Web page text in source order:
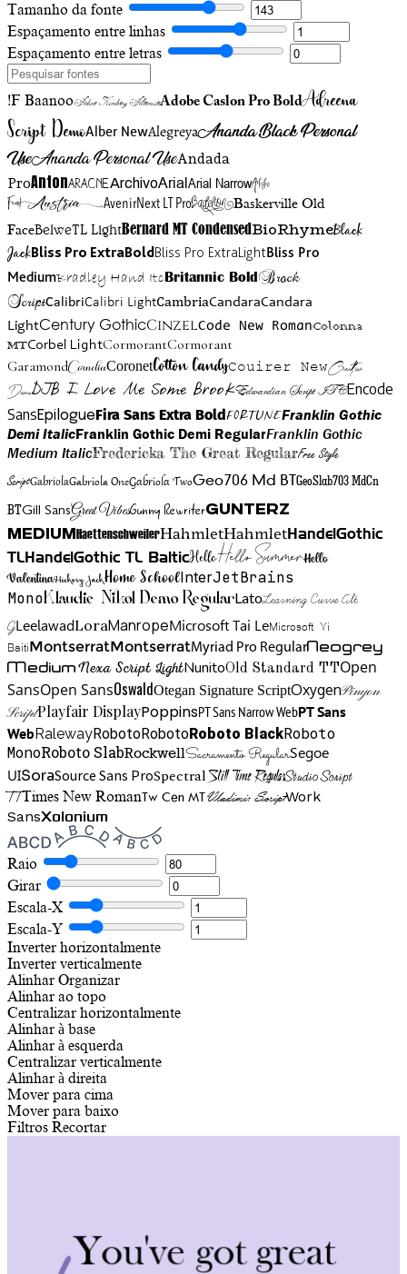
Tamanho da fonte
Espaçamento entre linhas
Espaçamento entre letras
!F BaanooAdine Kirnberg AlternateAdobe Caslon Pro BoldAdreena
Script DemoAlber NewAlegreyaAnanda Black Personal
UseAnanda Personal UseAndada
ProAntonAracneArchivoArialArial NarrowArtistic
FriendAustriaAvenirNext LT ProBadelionBaskerville Old
FaceBelweTL LightBernard MT CondensedBioRhymeBlack
JackBliss Pro ExtraBoldBliss Pro ExtraLightBliss Pro
MediumBradley Hand Itc Britannic Bold Brock
ScriptCalibriCalibri LightCambriaCandaraCandara
LightCentury GothicCinzelCode New RomanColonna
MTCorbel LightCormorantCormorant
GaramondCorneliaCoronetCotton CandyCouirer NewCreattion
DemoDJB I Love Me Some BrookEdwardian Script ITCEncode
SansEpilogueFira Sans Extra BoldFortuneFranklin Gothic
Demi ItalicFranklin Gothic Demi RegularFranklin Gothic
Medium ItalicFredericka The Great RegularFree Style
ScriptGabriolaGabriola OneGabriola TwoGeo706 Md BTGeoSlab703 MdCn
BTGill SansGreat VibesGunny RewriterGunterz
Medium HaettenschweilerHahmletHahmletHandelGothic
TLHandelGothic TL BalticHelloHello SummerHello
ValentinaHickory JackHome SchoolInterJetBrains
MonoKlaudie Nikol Demo RegularLatoLearning Curve Alt
GLeelawadLoraManropeMicrosoft Tai LeMicrosoft Yi
BaitiMontserratMontserratMyriad Pro RegularNeogrey
MediumNexa Script LightNunitoOld Standard TTOpen
SansOpen SansOswaldOtegan Signature ScriptOxygenPinyon
ScriptPlayfair DisplayPoppinsPT Sans Narrow WebPT Sans
WebRalewayRobotoRobotoRoboto BlackRoboto
MonoRoboto SlabRockwellSacramento RegularSegoe
UISoraSource Sans ProSpectralStill Time RegularStudio Script
TTTimes New RomanTw Cen MTVladimir ScriptWork
SansXolonium
Raio
Girar
Escala-X
Escala-Y
Inverter horizontalmente
Inverter verticalmente
Alinhar Organizar
Alinhar ao topo
Centralizar horizontalmente
Alinhar à base
Alinhar à esquerda
Centralizar verticalmente
Alinhar à direita
Mover para cima
Mover para baixo
Filtros Recortar